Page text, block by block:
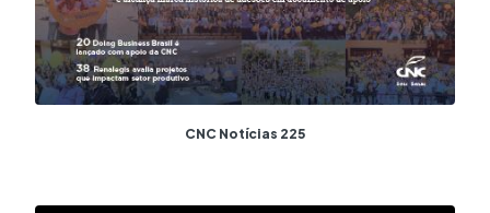
CNC Notícias 225